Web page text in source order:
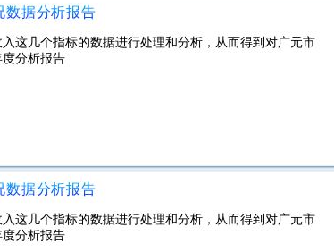
数据分析报告
这几个指标的数据进行处理和分析，从而得到对广元市
分析报告
数据分析报告
这几个指标的数据进行处理和分析，从而得到对广元市
分析报告